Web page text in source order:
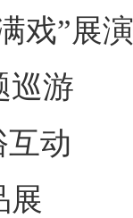
戏”展演
巡游
互动
展